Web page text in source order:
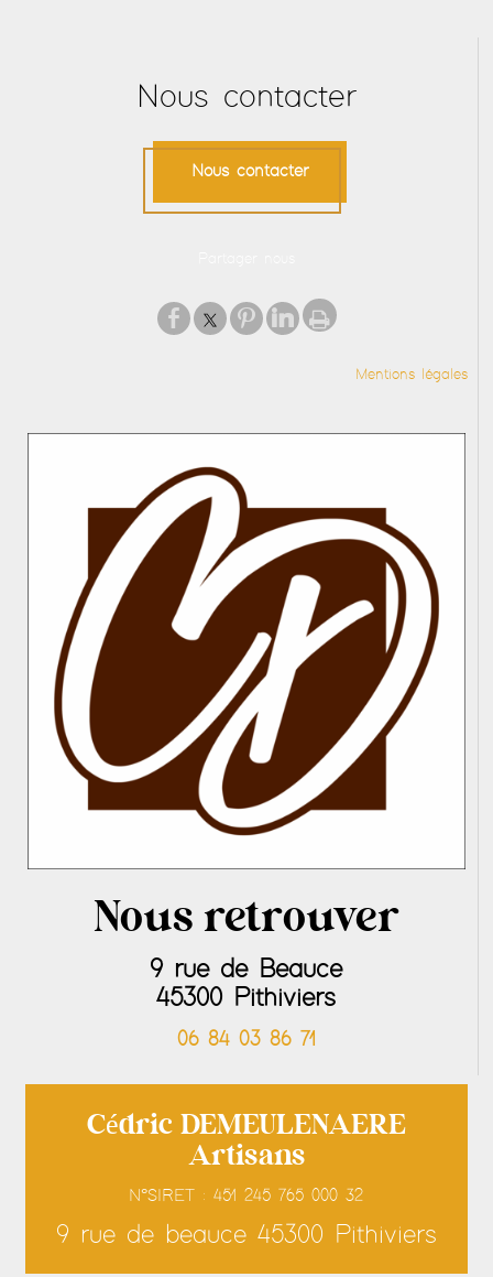
Nous contacter
Nous contacter
Mentions légales
Nous retrouver
9 rue de Beauce
45300 Pithiviers
06 84 03 86 71
Cédric DEMEULENAERE
Artisans
N°SIRET : 451 245 765 000 32
9 rue de beauce 45300 Pithiviers